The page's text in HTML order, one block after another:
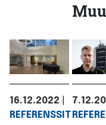
16.12.2022
REFERENSSIT